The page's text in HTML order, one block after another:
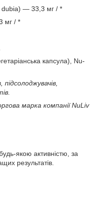
dubia) — 33,3 мг / *
мг / *
капсула), Nu-
марка компанії NuLiv
якою активністю, за
результатів.